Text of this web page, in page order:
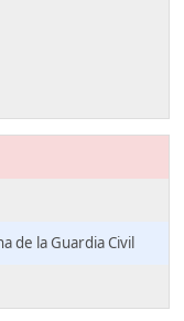
de la Guardia Civil